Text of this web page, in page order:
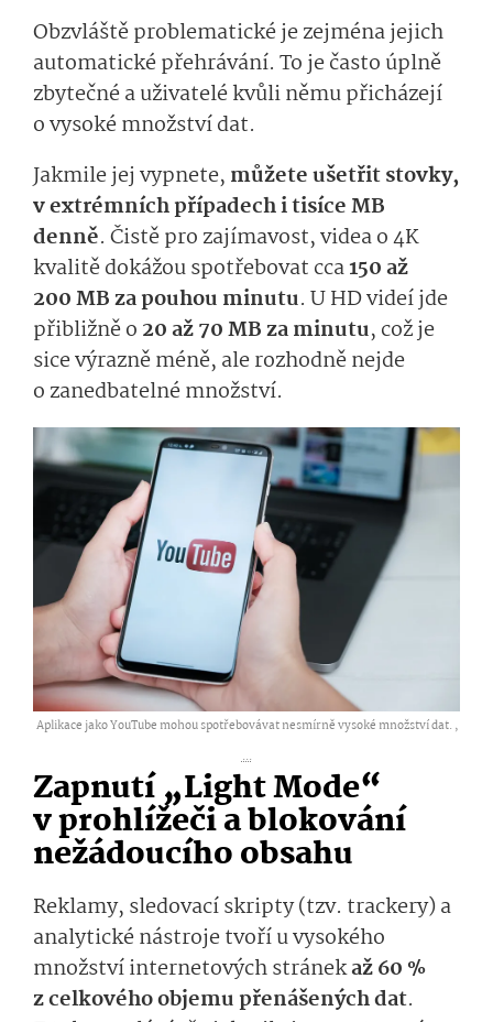
Obzvláště problematické je zejména jejich
automatické přehrávání. To je často úplně
zbytečné a uživatelé kvůli němu přicházejí
o vysoké množství dat.
Jakmile jej vypnete, můžete ušetřit stovky,
v extrémních případech i tisíce MB
denně. Čistě pro zajímavost, videa o 4K
kvalitě dokážou spotřebovat cca150 až
200 MB za pouhou minutu. U HD videí jde
přibližně o 20 až 70 MB za minutu, což je
sice výrazně méně, ale rozhodně nejde
o zanedbatelné množství.
Aplikace jako YouTube mohou spotřebovávat nesmírně vysoké množství dat. ,
...
Zapnutí „Light Mode“
v prohlížeči a blokování
nežádoucího obsahu
Reklamy, sledovací skripty (tzv. trackery) a
analytické nástroje tvoří u vysokého
množství internetových stránekaž 60 %
z celkového objemu přenášených dat.